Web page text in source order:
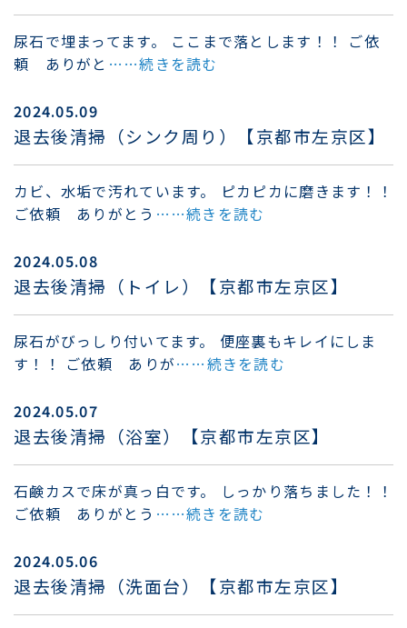
尿石で埋まってます。 ここまで落とします！！ ご依
頼 ありがと ……続きを読む
2024.05.09
退去後清掃（シンク周り）【京都市左京区】
カビ、水垢で汚れています。 ピカピカに磨きます！！
ご依頼 ありがとう ……続きを読む
2024.05.08
退去後清掃（トイレ）【京都市左京区】
尿石がびっしり付いてます。 便座裏もキレイにしま
す！！ ご依頼 ありが……続きを読む
2024.05.07
退去後清掃（浴室）【京都市左京区】
石鹸カスで床が真っ白です。 しっかり落ちました！！
ご依頼 ありがとう ……続きを読む
2024.05.06
退去後清掃（洗面台）【京都市左京区】